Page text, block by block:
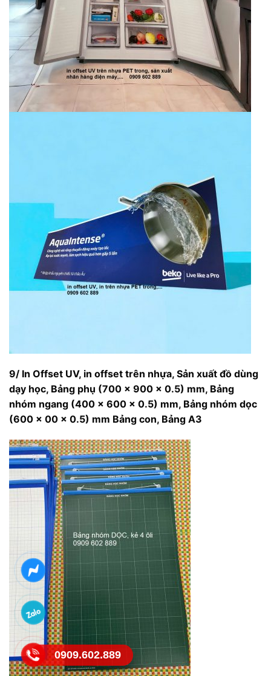
9/ In Offset UV, in offset trên nhựa, Sản xuất đồ dùng
dạy học, Bảng phụ (700 x 900 x 0.5) mm, Bảng
nhóm ngang (400 x 600 x 0.5) mm, Bảng nhóm dọc
(600 x 00 x 0.5) mm Bảng con, Bảng A3
0909.602.889